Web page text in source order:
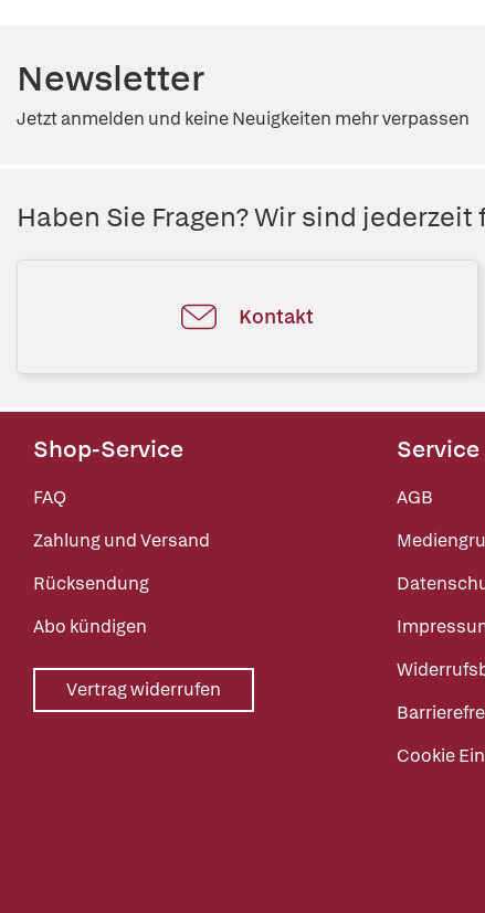
Newsletter
Jetzt anmelden und keine Neuigkeiten mehr verpassen
Haben Sie Fragen? Wir sind jederzeit
Kontakt
Shop-Service
FAQ
Zahlung und Versand
Rücksendung
Abo kündigen
Vertrag widerrufen
Service
AGB
Cookie